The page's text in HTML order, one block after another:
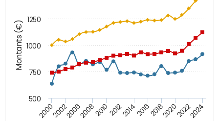
Montants (€)
200020022006200820102012201420162018202020222024
500
750
1000
1250